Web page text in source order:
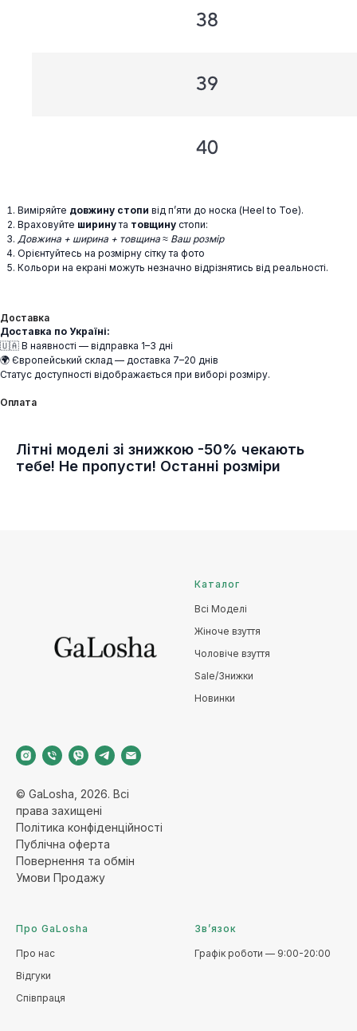
Виміряйте довжину стопи від п’яти до носка (Heel to Toe).
Враховуйте ширинута товщину стопи:
Довжина + ширина + товщина ≈ Ваш розмір
Орієнтуйтесь на розмірну сітку та фото
Кольори на екрані можуть незначно відрізнятись від реальності.
Доставка
Доставка по Україні:
🇺🇦 В наявності — відправка 1–3 дні
🌍 Європейський склад — доставка 7–20 днів
Статус доступності відображається при виборі розміру.
Оплата
Літні моделі зі знижкою -50% чекають
тебе! Не пропусти! Останні розміри
© GaLosha, 2026. Всі
права захищені
Політика конфіденційності
Публічна оферта
Повернення та обмін
Умови Продажу
Каталог
Всі Моделі
Жіноче взуття
Чоловіче взуття
Sale/Знижки
Новинки
Про GaLosha
Про нас
Відгуки
Співпраця
Зв’язок
Графік роботи — 9:00-20:00